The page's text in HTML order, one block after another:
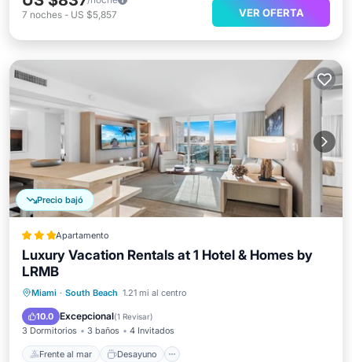
7 noches - US $5,857 VER OFERTA
Precio bajó
Apartamento
Luxury Vacation Rentals at 1 Hotel & Homes by
LRMB
Miami · South Beach 1.21 mi al centro
10.0 Excepcional(1 Revisar)
3 Dormitorios 3 baños 4 Invitados
Frente al mar Desayuno
Frente al mar
Desayuno
Aparcamiento